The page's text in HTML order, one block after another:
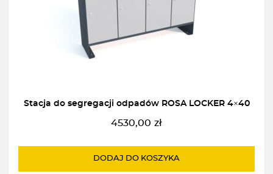
Stacja do segregacji odpadów ROSA LOCKER 4×40
4530,00 zł
DODAJ DO KOSZYKA